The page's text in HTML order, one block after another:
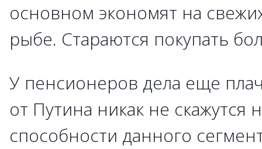
основном экономят на
рыбе. Стараются покупать
У пенсионеров дела еще
от Путина никак не скажутся
способности данного